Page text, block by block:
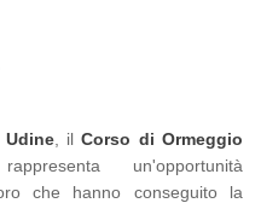
Udine, ilCorso di Ormeggio
un'opportunità
che hanno conseguito la